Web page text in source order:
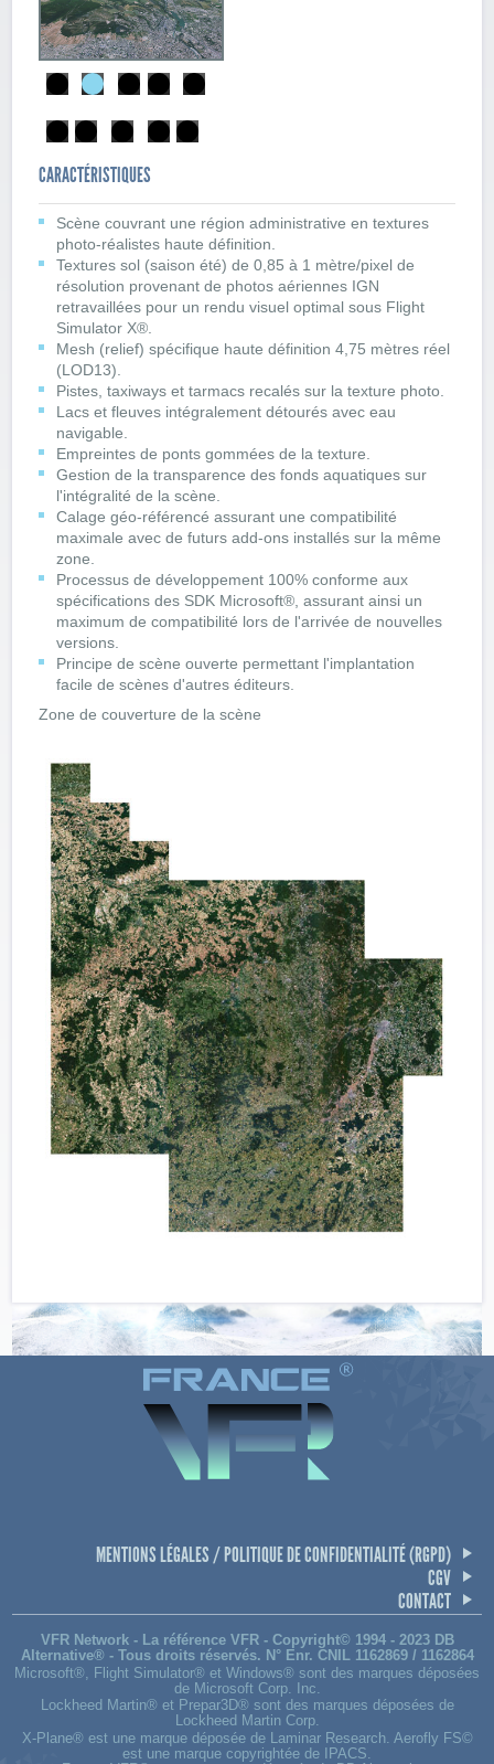
CARACTÉRISTIQUES
Scène couvrant une région administrative en textures
photo-réalistes haute définition.
Textures sol (saison été) de 0,85 à 1 mètre/pixel de
résolution provenant de photos aériennes IGN
retravaillées pour un rendu visuel optimal sous Flight
Simulator X®.
Mesh (relief) spécifique haute définition 4,75 mètres réel
(LOD13).
Pistes, taxiways et tarmacs recalés sur la texture photo.
Lacs et fleuves intégralement détourés avec eau
navigable.
Empreintes de ponts gommées de la texture.
Gestion de la transparence des fonds aquatiques sur
l'intégralité de la scène.
Calage géo-référencé assurant une compatibilité
maximale avec de futurs add-ons installés sur la même
zone.
Processus de développement 100% conforme aux
spécifications des SDK Microsoft®, assurant ainsi un
maximum de compatibilité lors de l'arrivée de nouvelles
versions.
Principe de scène ouverte permettant l'implantation
facile de scènes d'autres éditeurs.
Zone de couverture de la scène
MENTIONS LÉGALES / POLITIQUE DE CONFIDENTIALITÉ (RGPD)
CGV
CONTACT
VFR Network - La référence VFR - Copyright© 1994 - 2023 DB
Alternative® - Tous droits réservés. N° Enr. CNIL 1162869 / 1162864
Microsoft®, Flight Simulator® et Windows® sont des marques déposées
de Microsoft Corp. Inc.
Lockheed Martin® et Prepar3D® sont des marques déposées de
Lockheed Martin Corp.
X-Plane® est une marque déposée de Laminar Research. Aerofly FS©
est une marque copyrightée de IPACS.